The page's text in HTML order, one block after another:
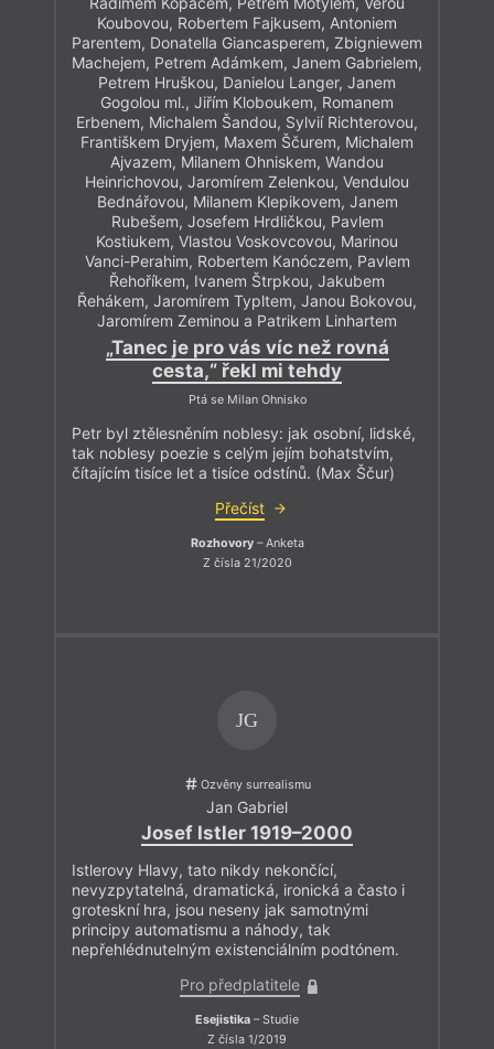
Koubovou, Robertem Fajkusem, Antoniem
Parentem, Donatella Giancasperem, Zbigniewem
Machejem, Petrem Adámkem, Janem Gabrielem,
Petrem Hruškou, Danielou Langer, Janem
Gogolou ml., Jiřím Kloboukem, Romanem
Erbenem, Michalem Šandou, Sylvií Richterovou,
Františkem Dryjem, Maxem Ščurem, Michalem
Ajvazem, Milanem Ohniskem, Wandou
Heinrichovou, Jaromírem Zelenkou, Vendulou
Bednářovou, Milanem Klepikovem, Janem
Rubešem, Josefem Hrdličkou, Pavlem
Kostiukem, Vlastou Voskovcovou, Marinou
Vanci-Perahim, Robertem Kanóczem, Pavlem
Řehoříkem, Ivanem Štrpkou, Jakubem
Řehákem, Jaromírem Typltem, Janou Bokovou,
Jaromírem Zeminou a Patrikem Linhartem
„Tanec je pro vás víc než rovná
cesta,“ řekl mi tehdy
Ptá se Milan Ohnisko
Petr byl ztělesněním noblesy: jak osobní, lidské,
tak noblesy poezie s celým jejím bohatstvím,
čítajícím tisíce let a tisíce odstínů. (Max Ščur)
Přečíst
Rozhovory– Anketa
Z čísla 21/2020
JG
Ozvěny surrealismu
Jan Gabriel
Josef Istler 1919–2000
Istlerovy Hlavy, tato nikdy nekončící,
nevyzpytatelná, dramatická, ironická a často i
groteskní hra, jsou neseny jak samotnými
principy automatismu a náhody, tak
nepřehlédnutelným existenciálním podtónem.
Pro předplatitele
Esejistika – Studie
Z čísla 1/2019